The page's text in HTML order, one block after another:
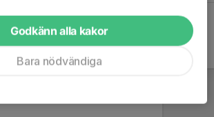
Godkänn alla kakor
Bara nödvändiga